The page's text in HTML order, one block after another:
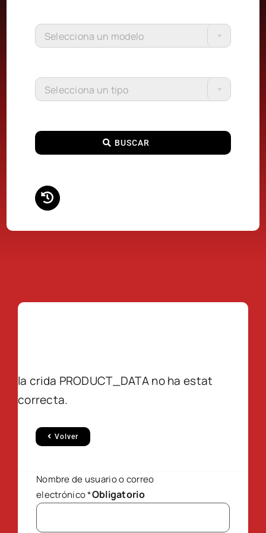
Selecciona un modelo
Selecciona un tipo
BUSCAR
la crida PRODUCT_DATA no ha estat
correcta.
Volver
Nombre de usuario o correo
electrónico*Obligatorio